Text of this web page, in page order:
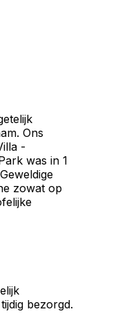
Ons
-
was in 1
zowat op
bezorgd.